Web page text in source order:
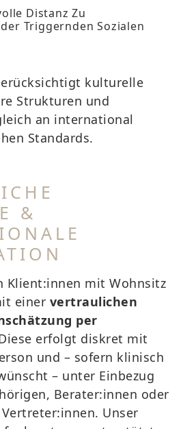
Distanz Zu
Triggernden Sozialen
kulturelle
Strukturen und
an international
Standards.
&
Klient:innen mit Wohnsitz
einer vertraulichen
per
erfolgt diskret mit
und – sofern klinisch
– unter Einbezug
Berater:innen oder
Unser